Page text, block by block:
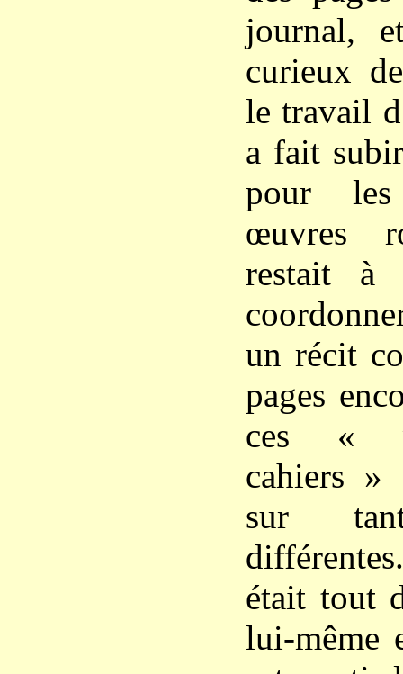
journal,
curieux
le travail
a fait
pour
œuvres
restait à
un récit
pages
ces «
cahiers »
sur
était tout
lui-même